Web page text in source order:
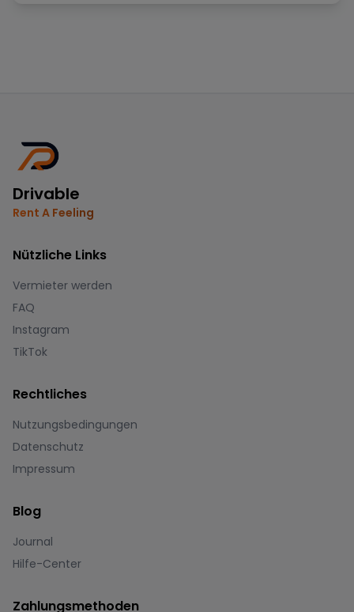
Drivable
Rent A Feeling
Nützliche Links
Vermieter werden
FAQ
Instagram
TikTok
Rechtliches
Nutzungsbedingungen
Datenschutz
Impressum
Blog
Journal
Hilfe-Center
Zahlungsmethoden